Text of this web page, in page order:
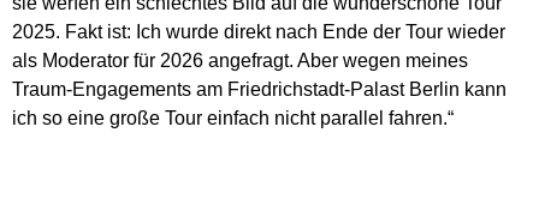
2025. Fakt ist: Ich wurde direkt nach Ende der Tour wieder
als Moderator für 2026 angefragt. Aber wegen meines
Traum-Engagements am Friedrichstadt-Palast Berlin kann
ich so eine große Tour einfach nicht parallel fahren.“